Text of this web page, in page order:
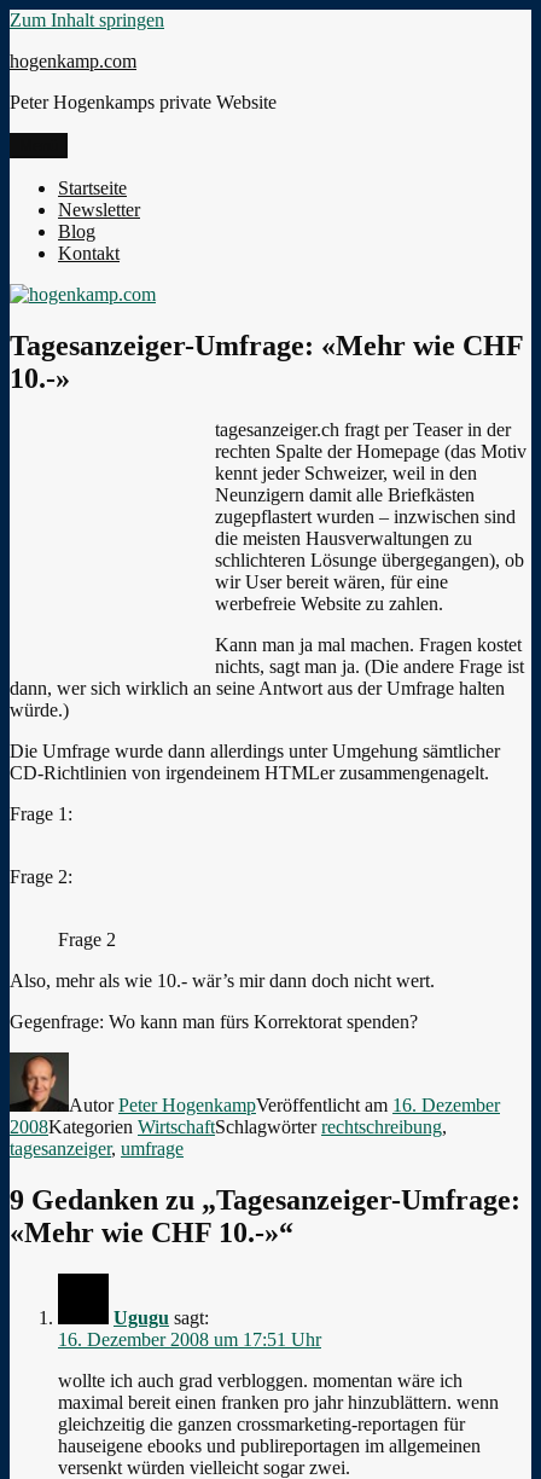
Zum Inhalt springen
hogenkamp.com
Peter Hogenkamps private Website
Startseite
Newsletter
Blog
Kontakt
Tagesanzeiger-Umfrage: «Mehr wie CHF
10.-»
tagesanzeiger.ch fragt per Teaser in der
rechten Spalte der Homepage (das Motiv
kennt jeder Schweizer, weil in den
Neunzigern damit alle Briefkästen
zugepflastert wurden – inzwischen sind
die meisten Hausverwaltungen zu
schlichteren Lösunge übergegangen), ob
wir User bereit wären, für eine
werbefreie Website zu zahlen.
Kann man ja mal machen. Fragen kostet
nichts, sagt man ja. (Die andere Frage ist
dann, wer sich wirklich an seine Antwort aus der Umfrage halten
würde.)
Die Umfrage wurde dann allerdings unter Umgehung sämtlicher
CD-Richtlinien von irgendeinem HTMLer zusammengenagelt.
Frage 1:
Frage 2:
Frage 2
Also, mehr als wie 10.- wär’s mir dann doch nicht wert.
Gegenfrage: Wo kann man fürs Korrektorat spenden?
AutorPeter HogenkampVeröffentlicht am 16. Dezember
2008Kategorien WirtschaftSchlagwörterrechtschreibung,
tagesanzeiger, umfrage
9 Gedanken zu „Tagesanzeiger-Umfrage:
«Mehr wie CHF 10.-»“
Ugugu sagt:
16. Dezember 2008 um 17:51 Uhr
wollte ich auch grad verbloggen. momentan wäre ich
maximal bereit einen franken pro jahr hinzublättern. wenn
gleichzeitig die ganzen crossmarketing-reportagen für
hauseigene ebooks und publireportagen im allgemeinen
versenkt würden vielleicht sogar zwei.